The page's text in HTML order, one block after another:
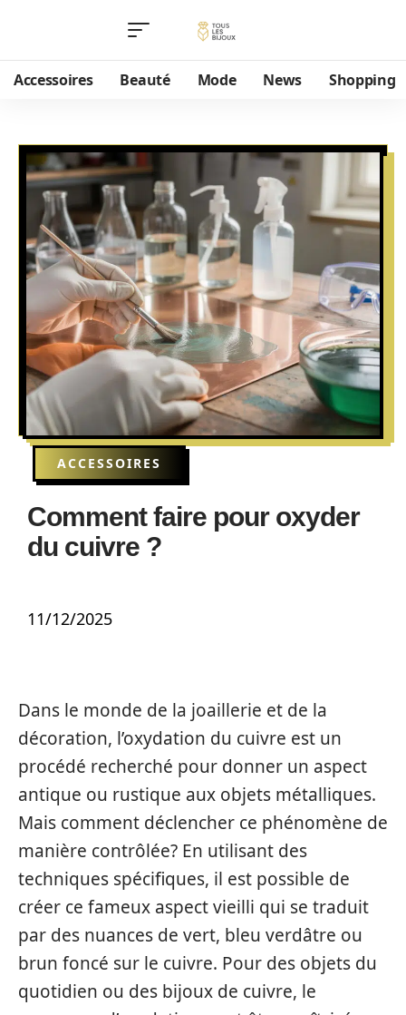
Accessoires Beauté Mode News Shopping
ACCESSOIRES
Comment faire pour oxyder
du cuivre ?
11/12/2025
Dans le monde de la joaillerie et de la
décoration, l’oxydation du cuivre est un
procédé recherché pour donner un aspect
antique ou rustique aux objets métalliques.
Mais comment déclencher ce phénomène de
manière contrôlée? En utilisant des
techniques spécifiques, il est possible de
créer ce fameux aspect vieilli qui se traduit
par des nuances de vert, bleu verdâtre ou
brun foncé sur le cuivre. Pour des objets du
quotidien ou des bijoux de cuivre, le